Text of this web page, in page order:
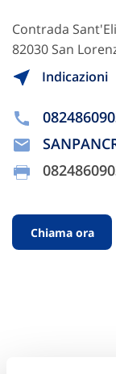
Contrada
82030 San
Indicazioni
Chiama ora